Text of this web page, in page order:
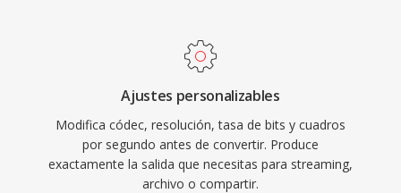
videovigilancia, imágenes médicas y visión
artificial industrial, dónde la integridad individual
de los cuadros y la baja latencia de
procesamiento superan los mayores requisitos
de ancho de banda en comparacion con los
códecs interframe modernos. El formato logra
Ajustes personalizables
Modifica códec, resolución, tasa de bits y cuadros
por segundo antes de convertir. Produce
exactamente la salida que necesitas para streaming,
archivo o compartir.